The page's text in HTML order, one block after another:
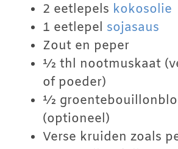
2 eetlepels kokosolie
1 eetlepel sojasaus
Zout en peper
½ thl nootmuskaat
of poeder)
½
(optioneel)
Verse kruiden zoals